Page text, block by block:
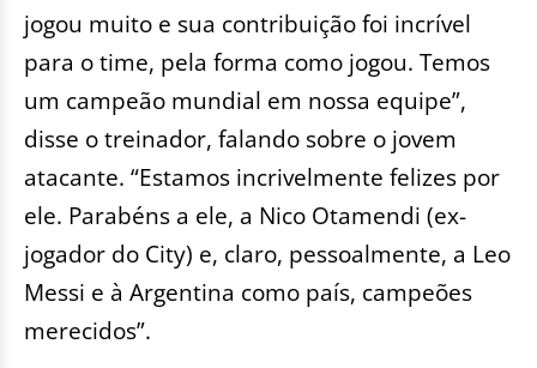
jogou muito e sua contribuição foi incrível
para o time, pela forma como jogou. Temos
um campeão mundial em nossa equipe”,
disse o treinador, falando sobre o jovem
atacante. “Estamos incrivelmente felizes por
ele. Parabéns a ele, a Nico Otamendi (ex-
jogador do City) e, claro, pessoalmente, a Leo
Messi e à Argentina como país, campeões
merecidos”.